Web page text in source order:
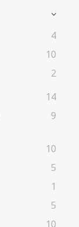
4
10
2
14
9
10
5
1
5
10